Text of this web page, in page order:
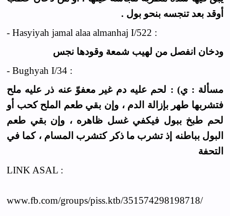
أوقد بعد تنجسه بنحو بول .
- Hasyiyah jamal alaa almanhaj I/522 :
ودخان انفصل من لهيب شمعة وقودها نجس
- Bughyah I/34 :
مسألة : ي) : لحم عليه دم غير معفوّ عنه ذر عليه ملح
فتشربها طهر بإزالة الدم ، وإن بقي طعم الملح كحب أو
لحم طبخ ببول فيكفي غسل ظاهره ، وإن بقي طعم
البول بباطنه إذ تشرب ما ذكر كتشرب المسام ، كما في
التحفة
LINK ASAL :
www.fb.com/groups/piss.ktb/351574298198718/